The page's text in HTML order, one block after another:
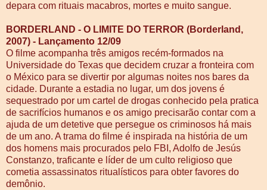
depara com rituais macabros, mortes e muito sangue.
BORDERLAND - O LIMITE DO TERROR (Borderland,
2007) - Lançamento 12/09
O filme acompanha três amigos recém-formados na
Universidade do Texas que decidem cruzar a fronteira com
o México para se divertir por algumas noites nos bares da
cidade. Durante a estadia no lugar, um dos jovens é
sequestrado por um cartel de drogas conhecido pela pratica
de sacrifícios humanos e os amigo precisarão contar com a
ajuda de um detetive que persegue os criminosos há mais
de um ano. A trama do filme é inspirada na história de um
dos homens mais procurados pelo FBI, Adolfo de Jesús
Constanzo, traficante e líder de um culto religioso que
cometia assassinatos ritualísticos para obter favores do
demônio.